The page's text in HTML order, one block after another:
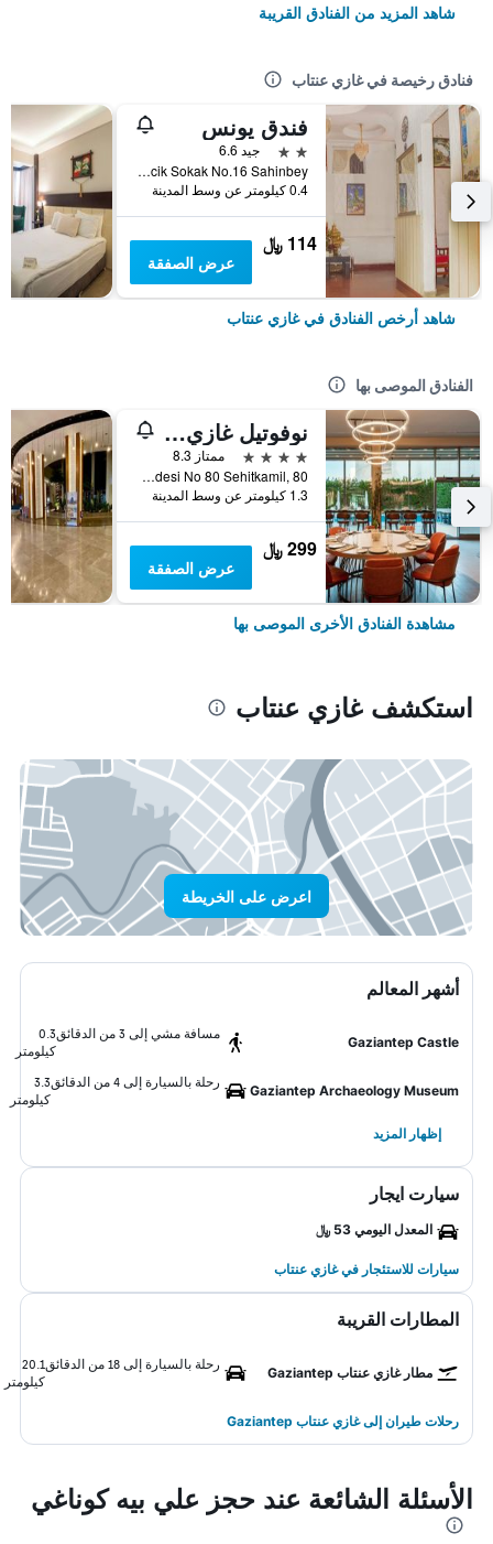
شاهد المزيد من الفنادق القريبة
فنادق رخيصة في غازي عنتاب
فندق يونس
2 نجمتين
جيد 6.6
Bey Mah. Kayacik Sokak No.16 Sahinbey, غازي عنتاب, تركيا
0.4 كيلومتر عن وسط المدينة
114 ﷼
عرض الصفقة
شاهد أرخص الفنادق في غازي عنتاب
الفنادق الموصى بها
نوفوتيل غازي عنتاب
4 نجوم
ممتاز 8.3
Yaprak Mah Istasyon Caddesi No 80 Sehitkamil, 80, غازي عنتاب, تركيا
1.3 كيلومتر عن وسط المدينة
299 ﷼
عرض الصفقة
مشاهدة الفنادق الأخرى الموصى بها
استكشف غازي عنتاب
اعرض على الخريطة
أشهر المعالم
Gaziantep Castle
مسافة مشي إلى 3 من الدقائق
0.3
كيلومتر
Gaziantep Archaeology Museum
رحلة بالسيارة إلى 4 من الدقائق
3.3
كيلومتر
إظهار المزيد
سيارت ايجار
المعدل اليومي 53 ﷼
سيارات للاستئجار في غازي عنتاب
المطارات القريبة
مطار غازي عنتاب Gaziantep
رحلة بالسيارة إلى 18 من الدقائق
20.1
كيلومتر
رحلات طيران إلى غازي عنتاب Gaziantep
الأسئلة الشائعة عند حجز علي بيه كوناغي